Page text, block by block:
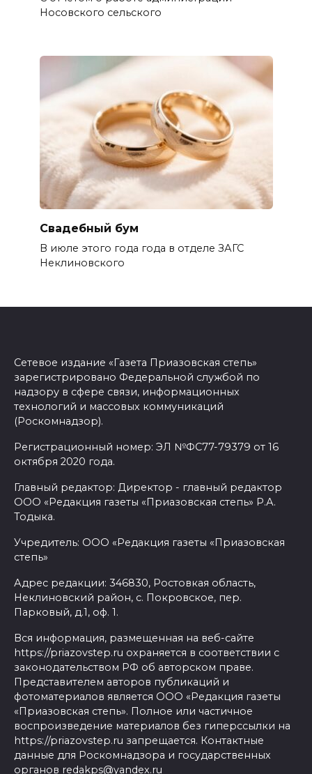
Носовского сельского
Свадебный бум
В июле этого года года в отделе ЗАГС
Неклиновского
Сетевое издание «Газета Приазовская степь»
зарегистрировано Федеральной службой по
надзору в сфере связи, информационных
технологий и массовых коммуникаций
(Роскомнадзор).
Регистрационный номер: ЭЛ №ФС77-79379 от 16
октября 2020 года.
Главный редактор: Директор - главный редактор
ООО «Редакция газеты «Приазовская степь» Р.А.
Тодыка.
Учредитель: ООО «Редакция газеты «Приазовская
степь»
Адрес редакции: 346830, Ростовкая область,
Неклиновский район, с. Покровское, пер.
Парковый, д.1, оф. 1.
Вся информация, размещенная на веб-сайте
https://priazovstep.ru охраняется в соответствии с
законодательством РФ об авторском праве.
Представителем авторов публикаций и
фотоматериалов является ООО «Редакция газеты
«Приазовская степь». Полное или частичное
воспроизведение материалов без гиперссылки на
https://priazovstep.ru запрещается. Контактные
данные для Роскомнадзора и государственных
органов redakps@yandex.ru